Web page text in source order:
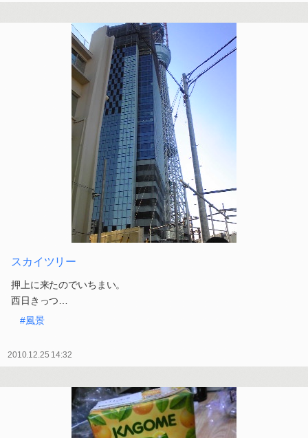
スカイツリー
押上に来たのでいちまい。
西日きっつ…
#風景
2010.12.25 14:32